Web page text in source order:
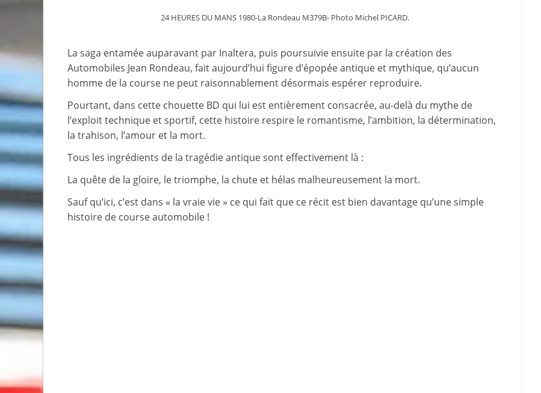
24 HEURES DU MANS 1980-La Rondeau M379B- Photo Michel PICARD.
La saga entamée auparavant par Inaltera, puis poursuivie ensuite par la création des
Automobiles Jean Rondeau, fait aujourd’hui figure d’épopée antique et mythique, qu’aucun
homme de la course ne peut raisonnablement désormais espérer reproduire.
Pourtant, dans cette chouette BD qui lui est entièrement consacrée, au-delà du mythe de
l’exploit technique et sportif, cette histoire respire le romantisme, l’ambition, la détermination,
la trahison, l’amour et la mort.
Tous les ingrédients de la tragédie antique sont effectivement là :
La quête de la gloire, le triomphe, la chute et hélas malheureusement la mort.
Sauf qu’ici, c’est dans « la vraie vie » ce qui fait que ce récit est bien davantage qu’une simple
histoire de course automobile !